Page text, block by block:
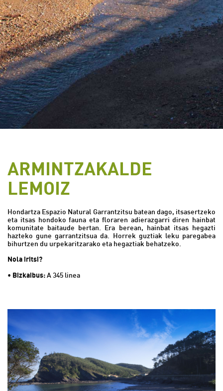
ARMINTZAKALDE
LEMOIZ
Hondartza Espazio Natural Garrantzitsu batean dago, itsasertzeko
eta itsas hondoko fauna eta floraren adierazgarri diren hainbat
komunitate baitaude bertan. Era berean, hainbat itsas hegazti
hazteko gune garrantzitsua da. Horrek guztiak leku paregabea
bihurtzen du urpekaritzarako eta hegaztiak behatzeko.
Nola iritsi?
• Bizkaibus:A 345 linea